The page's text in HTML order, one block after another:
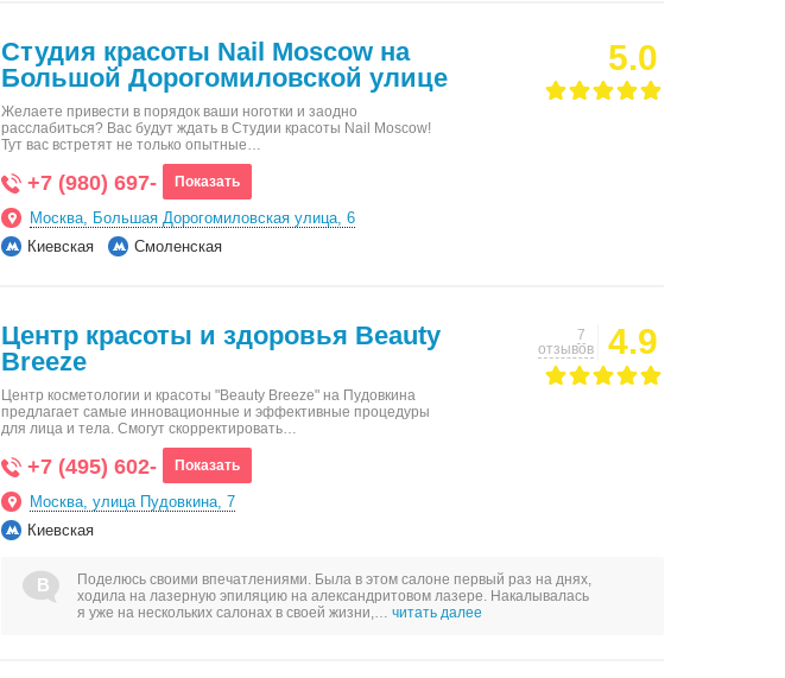
Студия красоты Nail Moscow на
Большой Дорогомиловской улице
Желаете привести в порядок ваши ноготки и заодно
расслабиться? Вас будут ждать в Студии красоты Nail Moscow!
Тут вас встретят не только опытные…
5.0
+7 (980) 697- Показать
Москва, Большая Дорогомиловская улица, 6
Киевская
Смоленская
Центр красоты и здоровья Beauty
Breeze
Центр косметологии и красоты "Beauty Breeze" на Пудовкина
предлагает самые инновационные и эффективные процедуры
для лица и тела. Смогут скорректировать…
7
отзывов
4.9
+7 (495) 602- Показать
Москва, улица Пудовкина, 7
Киевская
Поделюсь своими впечатлениями. Была в этом салоне первый раз на днях,
ходила на лазерную эпиляцию на александритовом лазере. Накалывалась
я уже на нескольких салонах в своей жизни,… читать далее